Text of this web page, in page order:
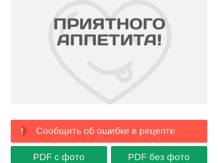
Сообщить об ошибке в рецепте
PDF с фото PDF без фото